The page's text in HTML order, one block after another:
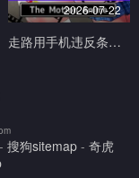
2026-07-22
走路用手机违反条例发现到就问答无用马上无套抽插中出TheMotionAnimed_177879
- 搜狗sitemap - 奇虎